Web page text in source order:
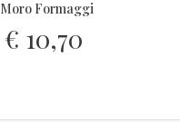
Moro Formaggi
€ 10,70